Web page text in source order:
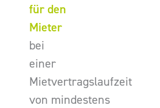
für den
Mieter
bei
einer
Mietvertragslaufzeit
von mindestens